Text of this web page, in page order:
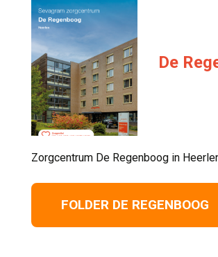
De
Zorgcentrum De Regenboog in
FOLDER DE REGENBOOG